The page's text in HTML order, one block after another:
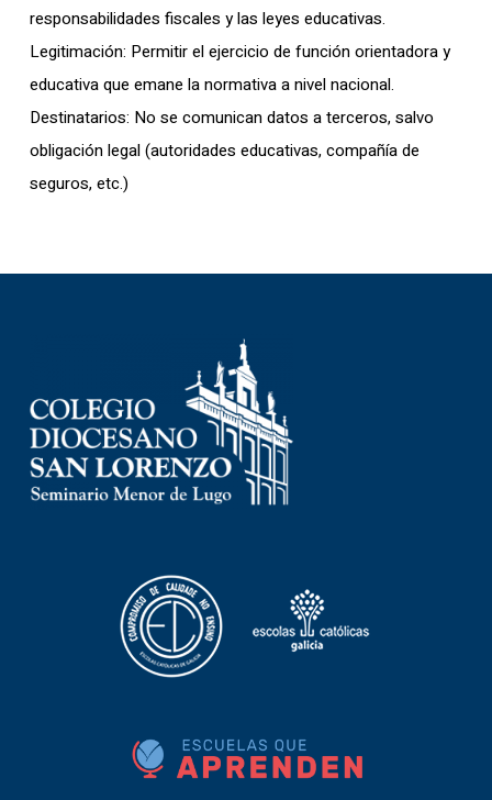
responsabilidades fiscales y las leyes educativas.
Legitimación: Permitir el ejercicio de función orientadora y
educativa que emane la normativa a nivel nacional.
Destinatarios: No se comunican datos a terceros, salvo
obligación legal (autoridades educativas, compañía de
seguros, etc.)